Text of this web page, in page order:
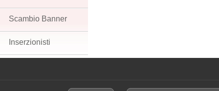
Scambio Banner
Inserzionisti